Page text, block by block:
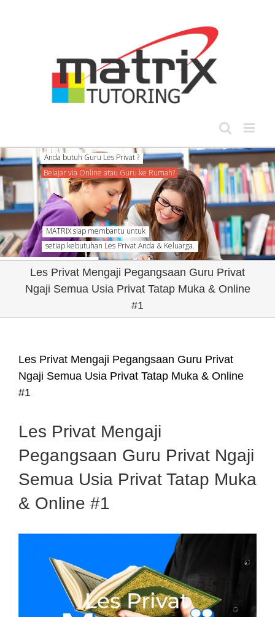
Anda butuh Guru Les Privat ?
Belajar via Online atau Guru ke Rumah?
MATRIX siap membantu untuk
setiap kebutuhan Les Privat Anda & Keluarga.
Les Privat Mengaji Pegangsaan Guru Privat
Ngaji Semua Usia Privat Tatap Muka & Online
#1
Les Privat Mengaji Pegangsaan Guru Privat
Ngaji Semua Usia Privat Tatap Muka & Online
#1
Les Privat Mengaji
Pegangsaan Guru Privat Ngaji
Semua Usia Privat Tatap Muka
& Online #1